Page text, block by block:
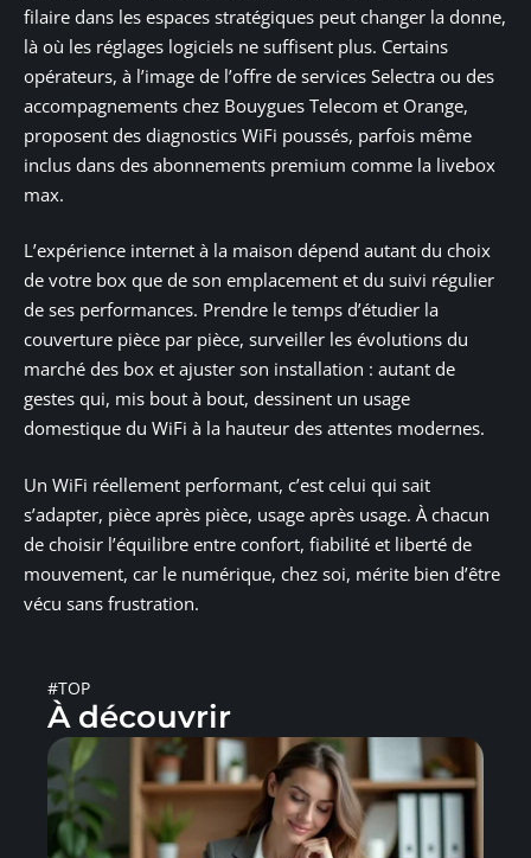
filaire dans les espaces stratégiques peut changer la donne,
là où les réglages logiciels ne suffisent plus. Certains
opérateurs, à l’image de l’offre de services Selectra ou des
accompagnements chez Bouygues Telecom et Orange,
proposent des diagnostics WiFi poussés, parfois même
inclus dans des abonnements premium comme la livebox
max.
L’expérience internet à la maison dépend autant du choix
de votre box que de son emplacement et du suivi régulier
de ses performances. Prendre le temps d’étudier la
couverture pièce par pièce, surveiller les évolutions du
marché des box et ajuster son installation : autant de
gestes qui, mis bout à bout, dessinent un usage
domestique du WiFi à la hauteur des attentes modernes.
Un WiFi réellement performant, c’est celui qui sait
s’adapter, pièce après pièce, usage après usage. À chacun
de choisir l’équilibre entre confort, fiabilité et liberté de
mouvement, car le numérique, chez soi, mérite bien d’être
vécu sans frustration.
#TOP
À découvrir